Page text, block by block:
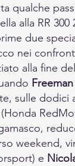
qualche
alla RR
due
nei
alla fine
Freeman
sulle dodici
(Honda
weekend,
e